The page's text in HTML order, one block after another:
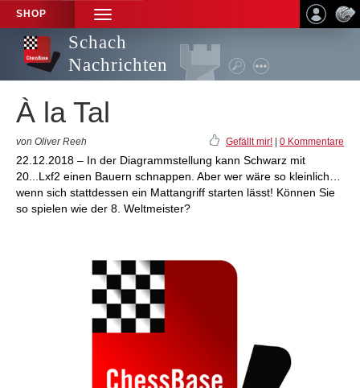
SHOP
TOGGLE
NAVIGATION
Schach
Nachrichten
À la Tal
von Oliver Reeh Gefällt mir! 0 Kommentare
22.12.2018 – In der Diagrammstellung kann Schwarz mit
20...Lxf2 einen Bauern schnappen. Aber wer wäre so kleinlich…
wenn sich stattdessen ein Mattangriff starten lässt! Können Sie
so spielen wie der 8. Weltmeister?